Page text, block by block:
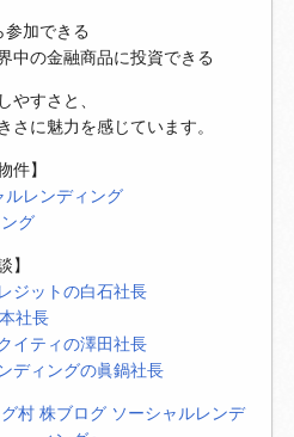
参加できる
中の金融商品に投資できる
やすさと、
さに魅力を感じています。
件】
ルレンディング
グ
】
ジットの白石社長
社長
イティの澤田社長
ディングの眞鍋社長